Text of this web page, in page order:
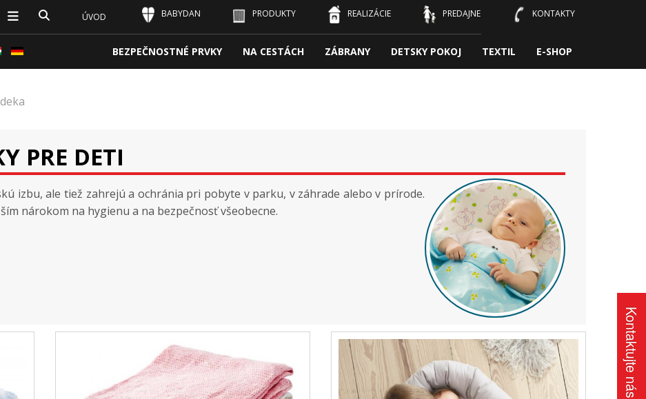
ÚVOD BABYDAN PRODUKTY REALIZÁCIE PREDAJNE KONTAKTY
BEZPEČNOSTNÉ PRVKY NA CESTÁCH ZÁBRANY DETSKY POKOJ TEXTIL E-SHOP
PRE DETI
izbu, ale tiež zahrejú a ochránia pri pobyte v parku, v záhrade alebo v prírode.
nárokom na hygienu a na bezpečnosť všeobecne.
Kontaktujte nás